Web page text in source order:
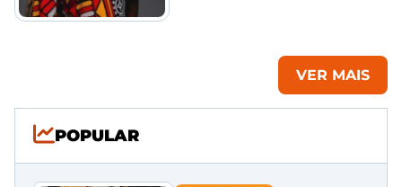
VER MAIS
POPULAR